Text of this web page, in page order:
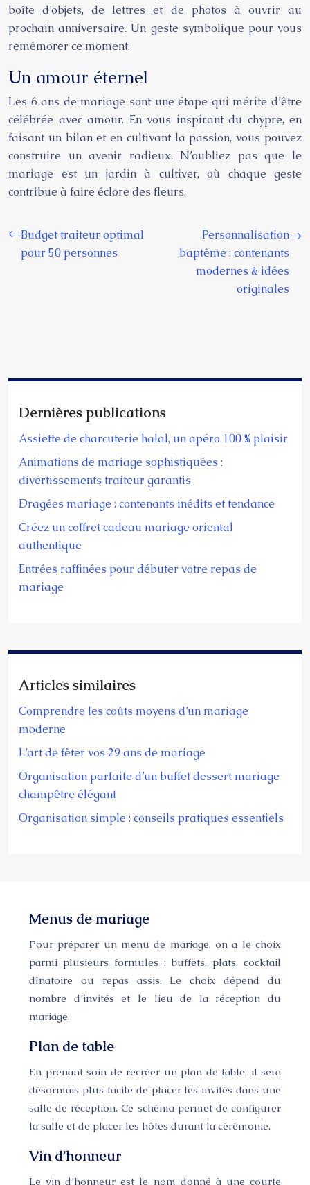
boîte d’objets, de lettres et de photos à ouvrir au
prochain anniversaire. Un geste symbolique pour vous
remémorer ce moment.
Un amour éternel
Les 6 ans de mariage sont une étape qui mérite d’être
célébrée avec amour. En vous inspirant du chypre, en
faisant un bilan et en cultivant la passion, vous pouvez
construire un avenir radieux. N’oubliez pas que le
mariage est un jardin à cultiver, où chaque geste
contribue à faire éclore des fleurs.
Budget traiteur optimal
pour 50 personnes
Personnalisation
baptême : contenants
modernes & idées
originales
Dernières publications
Assiette de charcuterie halal, un apéro 100 % plaisir
Animations de mariage sophistiquées :
divertissements traiteur garantis
Dragées mariage : contenants inédits et tendance
Créez un coffret cadeau mariage oriental
authentique
Entrées raffinées pour débuter votre repas de
mariage
Articles similaires
Comprendre les coûts moyens d’un mariage
moderne
L’art de fêter vos 29 ans de mariage
Organisation parfaite d’un buffet dessert mariage
champêtre élégant
Organisation simple : conseils pratiques essentiels
Menus de mariage
Pour préparer un menu de mariage, on a le choix
parmi plusieurs formules : buffets, plats, cocktail
dînatoire ou repas assis. Le choix dépend du
nombre d’invités et le lieu de la réception du
mariage.
Plan de table
En prenant soin de recréer un plan de table, il sera
désormais plus facile de placer les invités dans une
salle de réception. Ce schéma permet de configurer
la salle et de placer les hôtes durant la cérémonie.
Vin d’honneur
Le vin d’honneur est le nom donné à une courte